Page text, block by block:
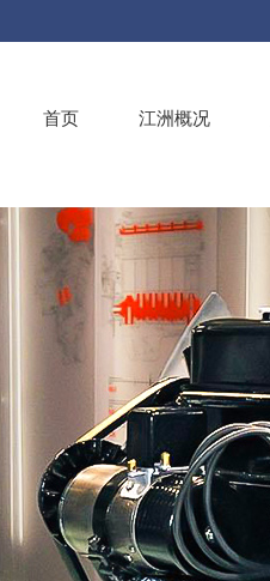
首页 江洲概况